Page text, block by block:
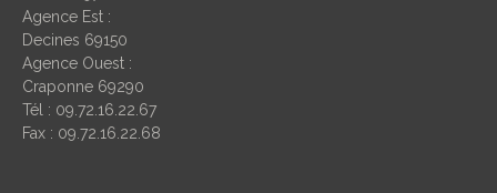
Agence Est :
Decines 69150
Agence Ouest :
Craponne 69290
Tél : 09.72.16.22.67
Fax : 09.72.16.22.68